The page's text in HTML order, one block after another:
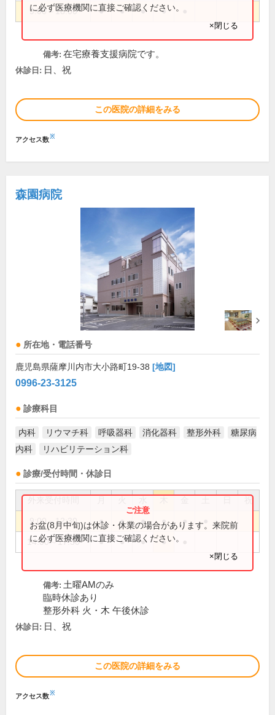
9:00～18:00 ● ● ● ●
に必ず医療機関に直接ご確認ください。
×閉じる
備考: 在宅療養支援病院です。
休診日: 日、祝
この医院の詳細をみる
アクセス数※
森園病院
所在地・電話番号
鹿児島県薩摩川内市大小路町19-38 [地図]
0996-23-3125
診療科目
内科 リウマチ科 呼吸器科 消化器科 整形外科
糖尿病
内科
リハビリテーション科
診療/受付時間・休診日
祝
9:00～12:30 ● ● ● ● ●
14:00～17:30 ● ● ● ●
お盆(8月中旬)は休診・休業の場合があります。来院前
に必ず医療機関に直接ご確認ください。
×閉じる
備考: 土曜AMのみ
臨時休診あり
整形外科 火・木 午後休診
休診日: 日、祝
この医院の詳細をみる
アクセス数※